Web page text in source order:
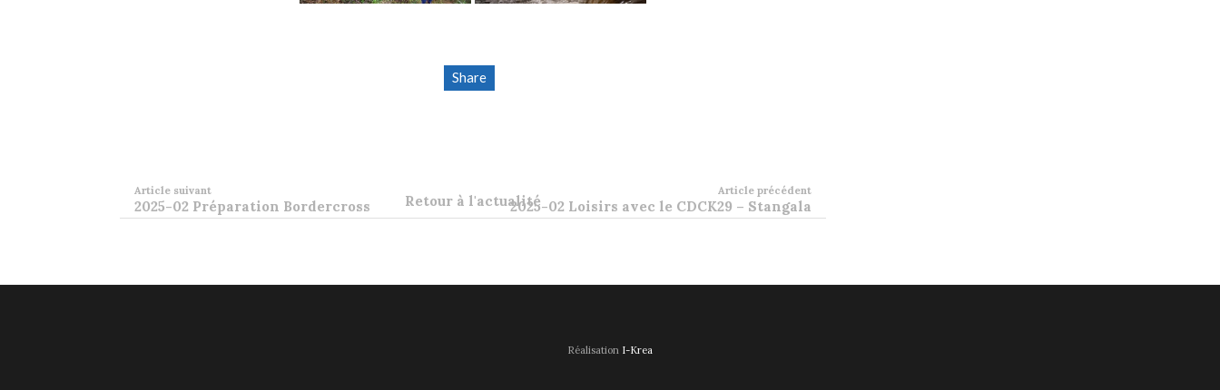
Share
Article suivant
2025-02 Préparation Bordercross
Article précédent
2025-02 Loisirs avec le CDCK29 – Stangala
Retour à l'actualité
Réalisation I-Krea